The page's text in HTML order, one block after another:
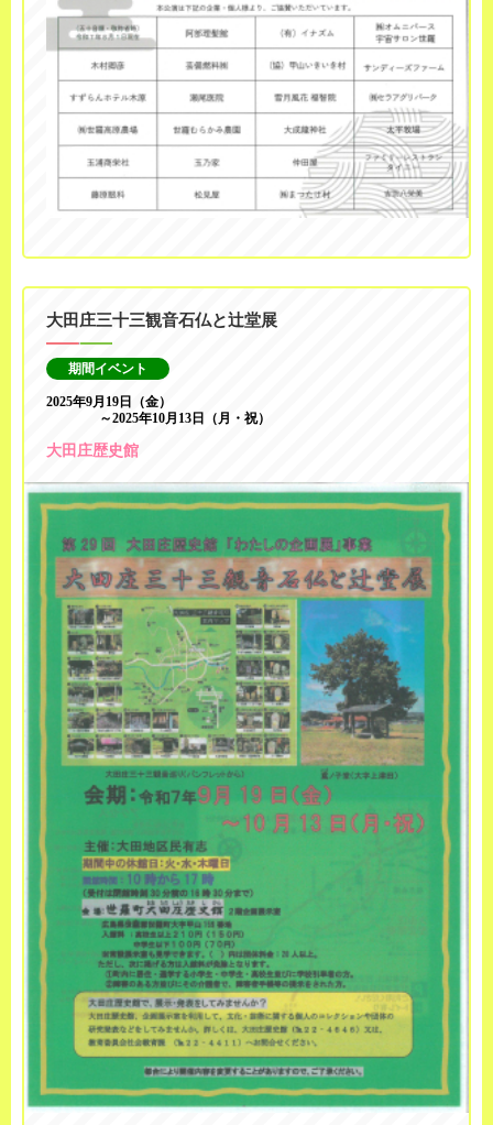
大田庄三十三観音石仏と辻堂展
期間イベント
2025年9月19日（金）
～2025年10月13日（月・祝）
大田庄歴史館